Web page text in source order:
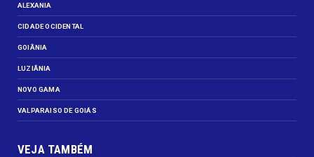
ALEXANIA
CIDADE OCIDENTAL
GOIÂNIA
LUZIÂNIA
NOVO GAMA
VALPARAISO DE GOIÁS
VEJA TAMBÉM